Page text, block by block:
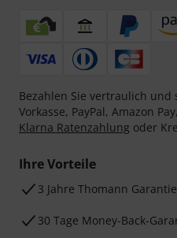
Bezahlen Sie vertraulich und
Vorkasse, PayPal, Amazon Pay,
Klarna Ratenzahlung oder
Ihre Vorteile
3 Jahre Thomann Garantie
30 Tage Money-Back-